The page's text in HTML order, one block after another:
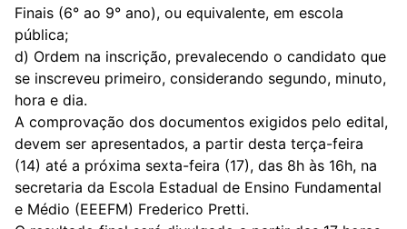
Finais (6° ao 9° ano), ou equivalente, em escola
pública;
d) Ordem na inscrição, prevalecendo o candidato que
se inscreveu primeiro, considerando segundo, minuto,
hora e dia.
A comprovação dos documentos exigidos pelo edital,
devem ser apresentados, a partir desta terça-feira
(14) até a próxima sexta-feira (17), das 8h às 16h, na
secretaria da Escola Estadual de Ensino Fundamental
e Médio (EEEFM) Frederico Pretti.